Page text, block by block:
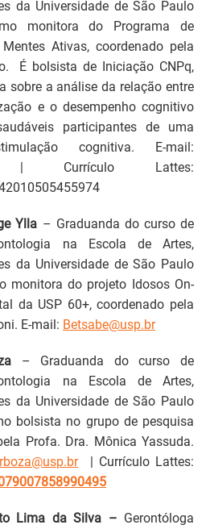
da Universidade de São Paulo
monitora do Programa de
Ativas, coordenado pela
É bolsista de Iniciação CNPq,
sobre a análise da relação entre
e o desempenho cognitivo
participantes de uma
cognitiva. E-mail:
| Currículo Lattes:
Ylla – Graduanda do curso de
na Escola de Artes,
da Universidade de São Paulo
monitora do projeto Idosos On-
da USP 60+, coordenado pela
E-mail: Betsabe@usp.br
– Graduanda do curso de
na Escola de Artes,
da Universidade de São Paulo
bolsista no grupo de pesquisa
Profa. Dra. Mônica Yassuda.
| Currículo Lattes:
Lima da Silva – Gerontóloga